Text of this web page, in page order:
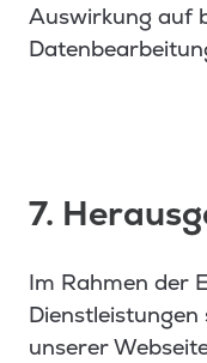
Auswirkung auf
7.
Im Rahmen der
unserer